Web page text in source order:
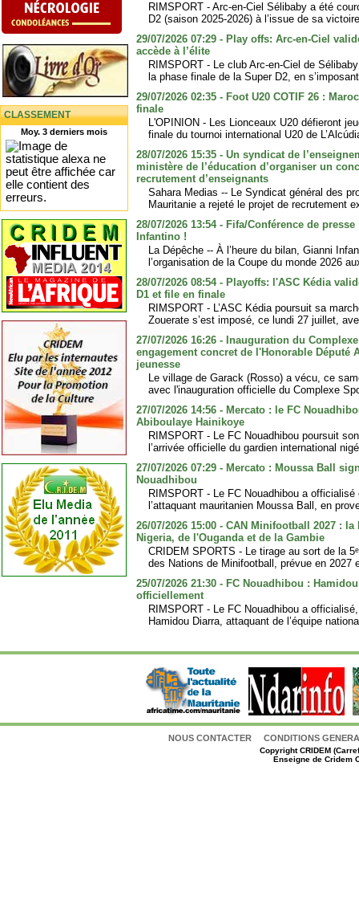
CLASSEMENT
Moy. 3 derniers mois
RIMSPORT - Arc-en-Ciel Sélibaby a été
D2 (saison 2025-2026) à l’issue de sa
29/07/2026 07:29 - Play offs: Arc-en-Ciel
accède à l’élite
RIMSPORT - Le club Arc-en-Ciel de
la phase finale de la Super D2, en
29/07/2026 02:35 - Foot U20 COTIF 26 :
finale
L'OPINION - Les Lionceaux U20 défieront
finale du tournoi international U20 de
28/07/2026 15:35 - Un syndicat de
ministère de l’éducation d’organiser un
recrutement d’enseignants
Sahara Medias -- Le Syndicat général des
Mauritanie a rejeté le projet de recrutement
28/07/2026 13:54 - Fifa/Conférence de
Infantino !
La Dépêche -- À l’heure du bilan, Gianni
l’organisation de la Coupe du monde 2026
28/07/2026 08:54 - Playoffs: l'ASC Kédia
D1 et file en finale
RIMSPORT - L’ASC Kédia poursuit sa
Zouerate s’est imposé, ce lundi 27 juillet,
27/07/2026 16:26 - Inauguration du
engagement concret de l'Honorable Député
jeunesse
Le village de Garack (Rosso) a vécu, ce
avec l'inauguration officielle du Complexe
27/07/2026 14:56 - Mercato : le FC
Abiboulaye Hainikoye
RIMSPORT - Le FC Nouadhibou poursuit
l’arrivée officielle du gardien international
27/07/2026 07:29 - Mercato : Moussa Ball
Nouadhibou
RIMSPORT - Le FC Nouadhibou a
l’attaquant mauritanien Moussa Ball, en
26/07/2026 15:00 - CAN Minifootball 2027 :
Nigeria, de l'Ouganda et de la Gambie
CRIDEM SPORTS - Le tirage au sort de la
des Nations de Minifootball, prévue en 2027
25/07/2026 21:30 - FC Nouadhibou :
officiellement
RIMSPORT - Le FC Nouadhibou a
Hamidou Diarra, attaquant de l’équipe
NOUS CONTACTER CONDITIONS
CopyrightCRIDEM
Enseigne de Cridem